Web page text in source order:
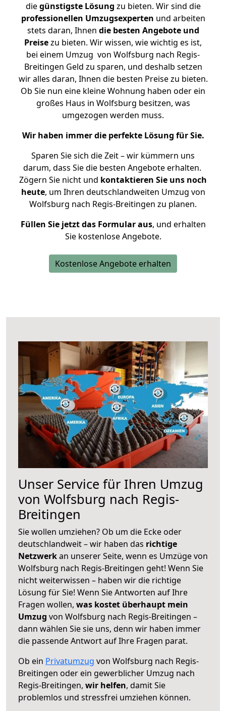
diegünstigste Lösung zu bieten. Wir sind die
professionellen Umzugsexperten und arbeiten
stets daran, Ihnen die besten Angebote und
Preisezu bieten. Wir wissen, wie wichtig es ist,
bei einem Umzug von Wolfsburg nach Regis-
Breitingen Geld zu sparen, und deshalb setzen
wir alles daran, Ihnen die besten Preise zu bieten.
Ob Sie nun eine kleine Wohnung haben oder ein
großes Haus in Wolfsburg besitzen, was
umgezogen werden muss.
Wir haben immer die perfekte Lösung für Sie.
Sparen Sie sich die Zeit – wir kümmern uns
darum, dass Sie die besten Angebote erhalten.
Zögern Sie nicht und kontaktieren Sie uns noch
heute, um Ihren deutschlandweiten Umzug von
Wolfsburg nach Regis-Breitingen zu planen.
Füllen Sie jetzt das Formular aus, und erhalten
Sie kostenlose Angebote.
Kostenlose Angebote erhalten
Unser Service für Ihren Umzug
von Wolfsburg nach Regis-
Breitingen
Sie wollen umziehen? Ob um die Ecke oder
deutschlandweit – wir haben das richtige
Netzwerkan unserer Seite, wenn es Umzüge von
Wolfsburg nach Regis-Breitingen geht! Wenn Sie
nicht weiterwissen – haben wir die richtige
Lösung für Sie! Wenn Sie Antworten auf Ihre
Fragen wollen, was kostet überhaupt mein
Umzug von Wolfsburg nach Regis-Breitingen –
dann wählen Sie sie uns, denn wir haben immer
die passende Antwort auf Ihre Fragen parat.
Ob ein Privatumzug von Wolfsburg nach Regis-
Breitingen oder ein gewerblicher Umzug nach
Regis-Breitingen, wir helfen, damit Sie
problemlos und stressfrei umziehen können.